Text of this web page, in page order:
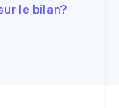
le bilan?